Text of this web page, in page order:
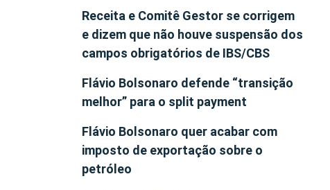
Receita e Comitê Gestor se corrigem
e dizem que não houve suspensão dos
campos obrigatórios de IBS/CBS
Flávio Bolsonaro defende “transição
melhor” para o split payment
Flávio Bolsonaro quer acabar com
imposto de exportação sobre o
petróleo